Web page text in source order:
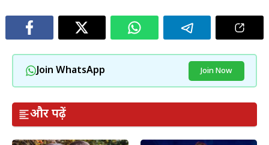
Join WhatsApp Join Now
और पढ़ें